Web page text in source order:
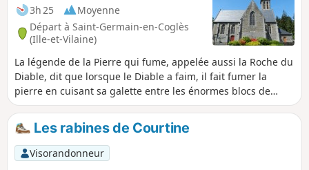
3h 25
Moyenne
Départ à Saint-Germain-en-Coglès
(Ille-et-Vilaine)
La légende de la Pierre qui fume, appelée aussi la Roche du
Diable, dit que lorsque le Diable a faim, il fait fumer la
pierre en cuisant sa galette entre les énormes blocs de
rochers formant une grotte. Cette double boucle vous
portera de lieux légendaires en sites sacrés. Ce serait bien
le diable si vous ne parveniez pas aux portes du Domaine
de la Foltière, le royaume des fleurs du Parc Floral de Haute-
Bretagne.
Les rabines de Courtine
Visorandonneur